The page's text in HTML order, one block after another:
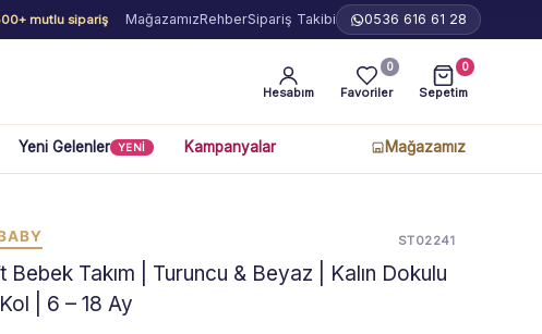
mutlu sipariş MağazamızRehberSipariş Takibi 0536 616 61 28
Hesabım Favoriler
0
Sepetim
0
Yeni Gelenler YENİ Kampanyalar Mağazamız
ST02241
Bebek Takım | Turuncu & Beyaz | Kalın Dokulu
Kol | 6 – 18 Ay